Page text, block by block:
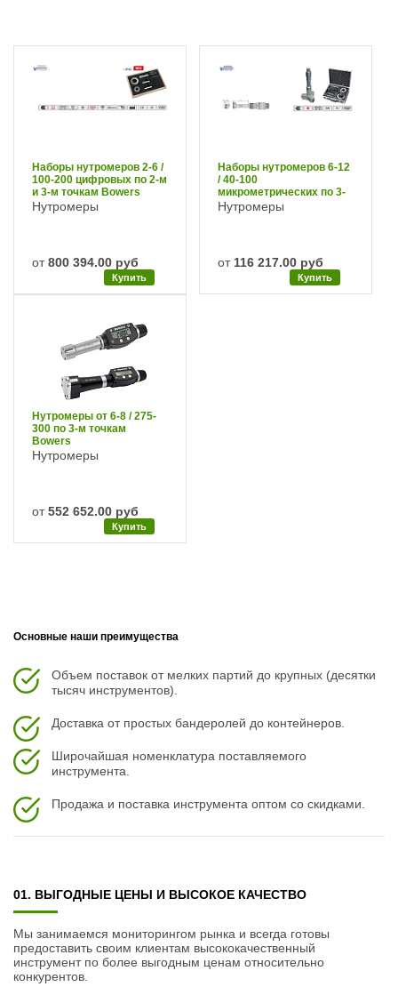
Наборы нутромеров 2-6 /
100-200 цифровых по 2-м
и 3-м точкам Bowers
Нутромеры
от800 394.00 руб
Купить
Наборы нутромеров 6-12
/ 40-100
микрометрических по 3-
м точкам Vogel
Нутромеры
от 116 217.00 руб
Купить
Нутромеры от 6-8 / 275-
300 по 3-м точкам
Bowers
Нутромеры
от552 652.00 руб
Купить
Основные наши преимущества
Объем поставок от мелких партий до крупных (десятки
тысяч инструментов).
Доставка от простых бандеролей до контейнеров.
Широчайшая номенклатура поставляемого
инструмента.
Продажа и поставка инструмента оптом со скидками.
01. ВЫГОДНЫЕ ЦЕНЫ И ВЫСОКОЕ КАЧЕСТВО
Мы занимаемся мониторингом рынка и всегда готовы
предоставить своим клиентам высококачественный
инструмент по более выгодным ценам относительно
конкурентов.